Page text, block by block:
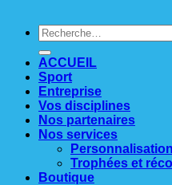
Recherche
pour :
ACCUEIL
Sport
Entreprise
Vos disciplines
Nos partenaires
Nos services
Trophées et
Boutique